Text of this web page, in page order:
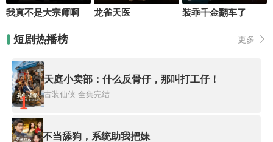
我真不是大宗师啊 龙雀天医 装乖千金翻车了
短剧热播榜 更多
1
天庭小卖部：什么反骨仔，那叫打工仔！
古装仙侠 全集完结
不当舔狗，系统助我把妹